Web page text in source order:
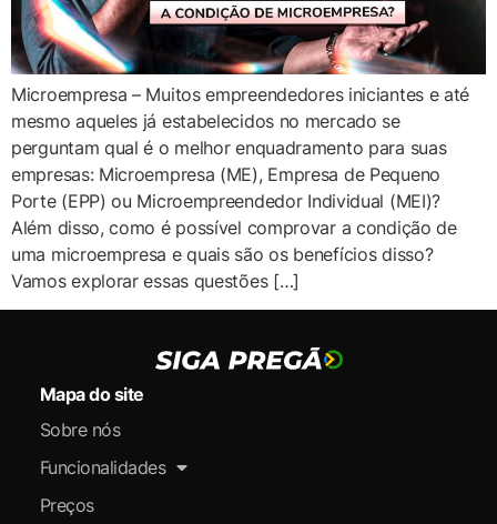
Microempresa – Muitos empreendedores iniciantes e até
mesmo aqueles já estabelecidos no mercado se
perguntam qual é o melhor enquadramento para suas
empresas: Microempresa (ME), Empresa de Pequeno
Porte (EPP) ou Microempreendedor Individual (MEI)?
Além disso, como é possível comprovar a condição de
uma microempresa e quais são os benefícios disso?
Vamos explorar essas questões […]
Mapa do site
Sobre nós
Funcionalidades
Preços